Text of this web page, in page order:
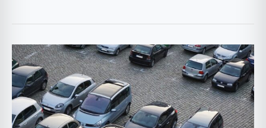
R.A.R.
lansează
aplicația
prin
care
poți